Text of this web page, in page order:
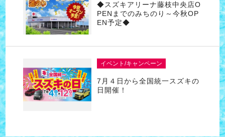
◆スズキアリーナ藤枝中央店O
PENまでのみちのり～今秋OP
EN予定◆
イベント/キャンペーン
7月４日から全国統一スズキの
日開催！